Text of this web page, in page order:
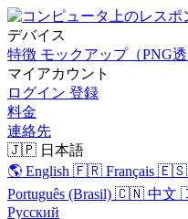
デバイス
特徴 モックアップ（PNG透
マイアカウント
ログイン 登録
料金
連絡先
🇯🇵 日本語
🌎 English 🇫🇷 Français 🇪🇸
Português (Brasil) 🇨🇳 中文
Русский